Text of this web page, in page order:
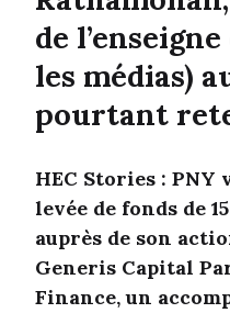
de
les médias)
pourtant
HEC Stories :
levée de fonds de
auprès de son
Generis Capital
Finance, un